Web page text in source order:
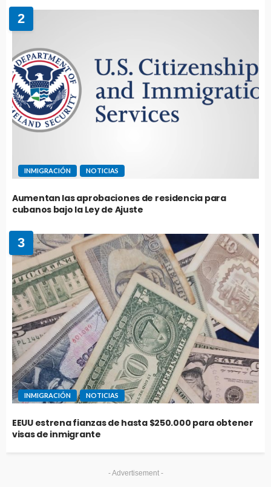
2
INMIGRACIÓN NOTICIAS
Aumentan las aprobaciones de residencia para
cubanos bajo la Ley de Ajuste
3
INMIGRACIÓN NOTICIAS
EEUU estrena fianzas de hasta $250.000 para obtener
visas de inmigrante
- Advertisement -